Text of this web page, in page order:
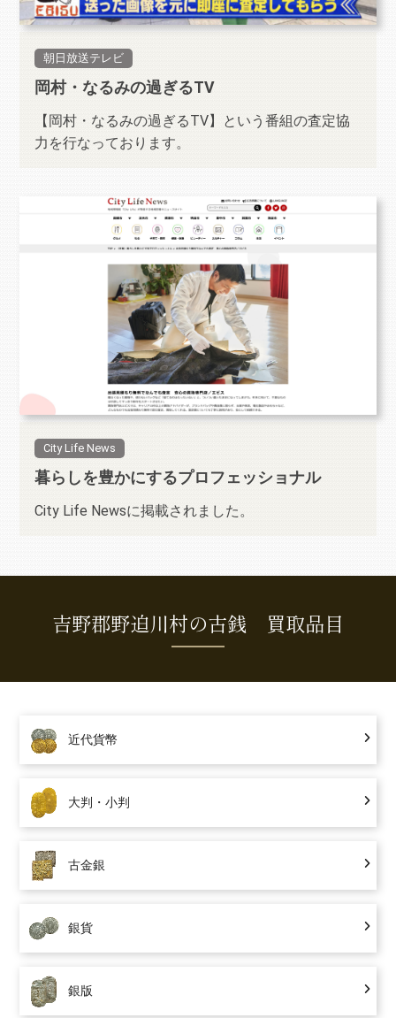
朝日放送テレビ
岡村・なるみの過ぎるTV
【岡村・なるみの過ぎるTV】という番組の査定協
力を行なっております。
City Life News
暮らしを豊かにするプロフェッショナル
City Life Newsに掲載されました。
吉野郡野迫川村の古銭 買取品目
近代貨幣
大判・小判
古金銀
銀貨
銀版